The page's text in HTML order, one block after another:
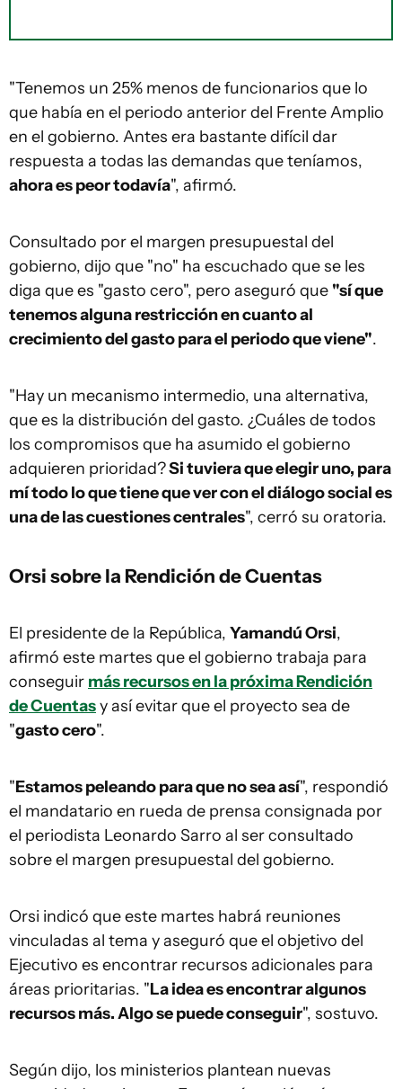
"Tenemos un 25% menos de funcionarios que lo
que había en el periodo anterior del Frente Amplio
en el gobierno. Antes era bastante difícil dar
respuesta a todas las demandas que teníamos,
ahora es peor todavía", afirmó.
Consultado por el margen presupuestal del
gobierno, dijo que "no" ha escuchado que se les
diga que es "gasto cero", pero aseguró que "sí que
tenemos alguna restricción en cuanto al
crecimiento del gasto para el periodo que viene".
"Hay un mecanismo intermedio, una alternativa,
que es la distribución del gasto. ¿Cuáles de todos
los compromisos que ha asumido el gobierno
adquieren prioridad?Si tuviera que elegir uno, para
mí todo lo que tiene que ver con el diálogo social es
una de las cuestiones centrales", cerró su oratoria.
Orsi sobre la Rendición de Cuentas
El presidente de la República, Yamandú Orsi,
afirmó este martes que el gobierno trabaja para
conseguir más recursos en la próxima Rendición
de Cuentasy así evitar que el proyecto sea de
"gasto cero".
"Estamos peleando para que no sea así", respondió
el mandatario en rueda de prensa consignada por
el periodista Leonardo Sarro al ser consultado
sobre el margen presupuestal del gobierno.
Orsi indicó que este martes habrá reuniones
vinculadas al tema y aseguró que el objetivo del
Ejecutivo es encontrar recursos adicionales para
áreas prioritarias. "La idea es encontrar algunos
recursos más. Algo se puede conseguir", sostuvo.
Según dijo, los ministerios plantean nuevas